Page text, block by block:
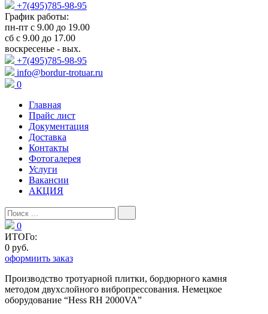
+7(495)785-98-95
График работы:
пн-пт с 9.00 до 19.00
сб с 9.00 до 17.00
воскресенье - вых.
+7(495)785-98-95
info@bordur-trotuar.ru
0
Главная
Прайс лист
Документация
Доставка
Контакты
Фотогалерея
Услуги
Вакансии
АКЦИЯ
0
ИТОГо:
0 руб.
оформиить заказ
Производство тротуарной плитки, бордюрного камня
методом двухслойного вибропресcования. Немецкое
оборудование “Hess RH 2000VA”